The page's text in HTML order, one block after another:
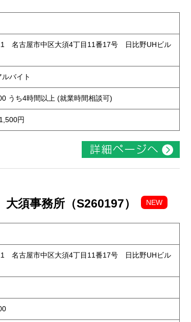
名古屋市中区大須4丁目11番17号 日比野UHビル
ルバイト
うち4時間以上 (就業時間相談可)
円
須事務所（S260197） NEW
名古屋市中区大須4丁目11番17号 日比野UHビル